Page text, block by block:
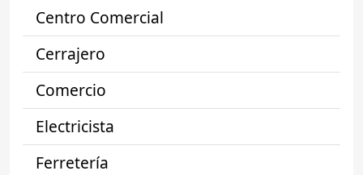
Centro Comercial
Cerrajero
Comercio
Electricista
Ferretería